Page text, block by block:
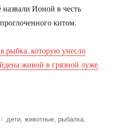
Ионой в честь
китом.
рыбка, которую унесло
живой в грязной луже
Метки
дети,животные, рыбалка,